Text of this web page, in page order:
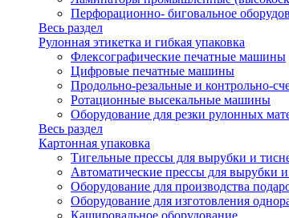
Перфорационно- биговальное
Весь раздел
Рулонная этикетка и гибкая упаковка
Флексографические печатные машины
Цифровые печатные машины
Продольно-резальные и контрольно-
Ротационные высекальные машины
Оборудование для резки рулонных
Весь раздел
Картонная упаковка
Тигельные прессы для вырубки и
Автоматические прессы для вырубки
Оборудование для производства
Оборудование для изготовления
Кашировальное оборудование